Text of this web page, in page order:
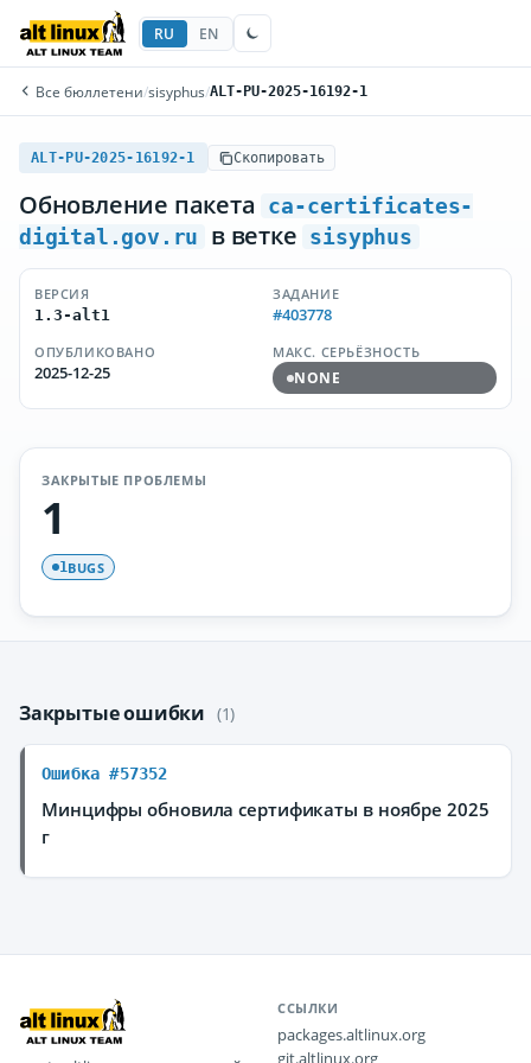
RU EN
Все бюллетени/sisyphus/ALT-PU-2025-16192-1
ALT-PU-2025-16192-1 Скопировать
Обновление пакета
ca-certificates-
digital.gov.ru
в ветке sisyphus
ВЕРСИЯ
1.3-alt1
ЗАДАНИЕ
#403778
ОПУБЛИКОВАНО
2025-12-25
МАКС. СЕРЬЁЗНОСТЬ
NONE
ЗАКРЫТЫЕ ПРОБЛЕМЫ
1
1BUGS
Закрытые ошибки (1)
Ошибка #57352
Минцифры обновила сертификаты в ноябре 2025
г
ССЫЛКИ
packages.altlinux.org
git.altlinux.org